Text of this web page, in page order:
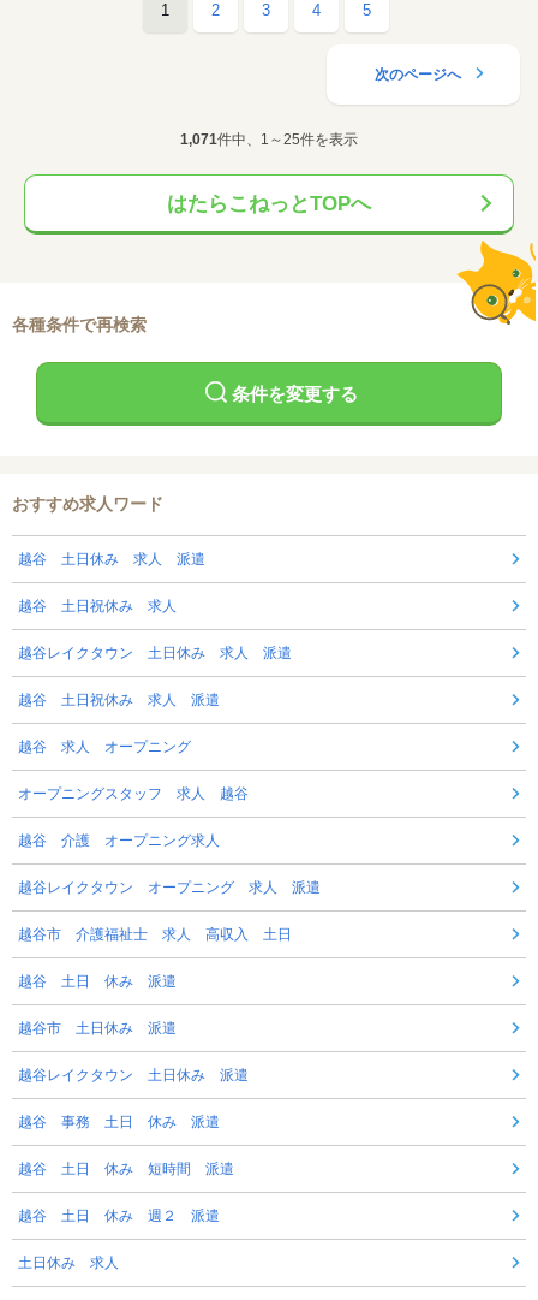
1 2 3 4 5
次のページへ
1,071件中、1～25件を表示
はたらこねっとTOPへ
各種条件で再検索
条件を変更する
おすすめ求人ワード
越谷 土日休み 求人 派遣
越谷 土日祝休み 求人
越谷レイクタウン 土日休み 求人 派遣
越谷 土日祝休み 求人 派遣
越谷 求人 オープニング
オープニングスタッフ 求人 越谷
越谷 介護 オープニング求人
越谷レイクタウン オープニング 求人 派遣
越谷市 介護福祉士 求人 高収入 土日
越谷 土日 休み 派遣
越谷市 土日休み 派遣
越谷レイクタウン 土日休み 派遣
越谷 事務 土日 休み 派遣
越谷 土日 休み 短時間 派遣
越谷 土日 休み 週２ 派遣
土日休み 求人